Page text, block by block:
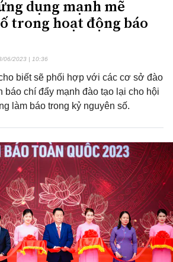
dụng mạnh mẽ
trong hoạt động báo
06/2023 | 10:36
biết sẽ phối hợp với các cơ sở đào
báo chí đẩy mạnh đào tạo lại cho hội
làm báo trong kỷ nguyên số.